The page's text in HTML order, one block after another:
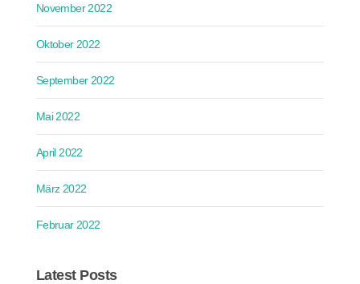
November 2022
Oktober 2022
September 2022
Mai 2022
April 2022
März 2022
Februar 2022
Latest Posts